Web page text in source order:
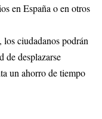
en España o en otros
ciudadanos podrán
de desplazarse
un ahorro de tiempo